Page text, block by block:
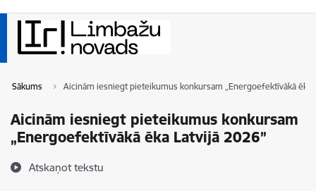
Sākums Aicinām iesniegt pieteikumus konkursam „Energoefektīvākā ēka
Aicinām iesniegt pieteikumus konkursam
„Energoefektīvākā ēka Latvijā 2026”
Atskaņot tekstu